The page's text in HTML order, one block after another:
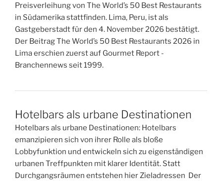
Preisverleihung von The World’s 50 Best Restaurants
in Südamerika stattfinden. Lima, Peru, ist als
Gastgeberstadt für den 4. November 2026 bestätigt.
Der Beitrag The World’s 50 Best Restaurants 2026 in
Lima erschien zuerst auf Gourmet Report -
Branchennews seit 1999.
Hotelbars als urbane Destinationen
Hotelbars als urbane Destinationen: Hotelbars
emanzipieren sich von ihrer Rolle als bloße
Lobbyfunktion und entwickeln sich zu eigenständigen
urbanen Treffpunkten mit klarer Identität. Statt
Durchgangsräumen entstehen hier Zieladressen Der